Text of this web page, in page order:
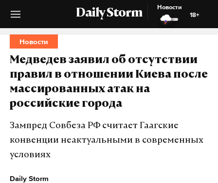
Daily Storm
Новости
18+
Новости
Медведев заявил об отсутствии
правил в отношении Киева после
массированных атак на
российские города
Зампред Совбеза РФ считает Гаагские
конвенции неактуальными в современных
условиях
Daily Storm